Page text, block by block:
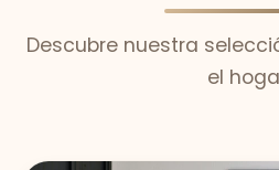
Descubre nuestra
el